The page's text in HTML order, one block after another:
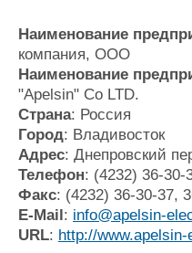
Наименование
компания, ООО
Наименование
"Apelsin" Co LTD.
Страна: Россия
Город: Владивосток
Адрес: Днепровский
Телефон: (4232) 36-30-
Факс: (4232) 36-30-37,
E-Mail: info@apelsin-
URL: http://